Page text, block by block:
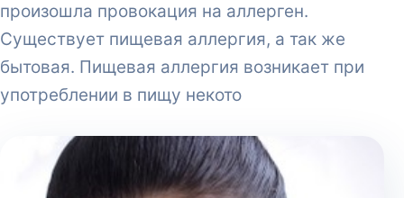
произошла провокация на аллерген.
Существует пищевая аллергия, а так же
бытовая. Пищевая аллергия возникает при
употреблении в пищу некото